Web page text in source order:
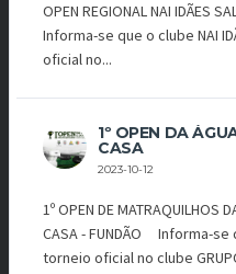
OPEN REGIONAL NAI IDÃES
Informa-se que o clube NAI
oficial no...
1º OPEN DA
CASA
2023-10-12
1º OPEN DE MATRAQUILHOS
CASA - FUNDÃO Informa-se
torneio oficial no clube